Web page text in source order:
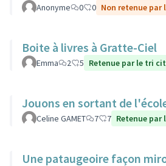
Anonyme 0 0 Non retenue par
Boite à livres à Gratte-Ciel
Emma 2 5 Retenue par le tri
Jouons en sortant de
Celine GAMET 7 7 Retenue
Une pataugeoire façon